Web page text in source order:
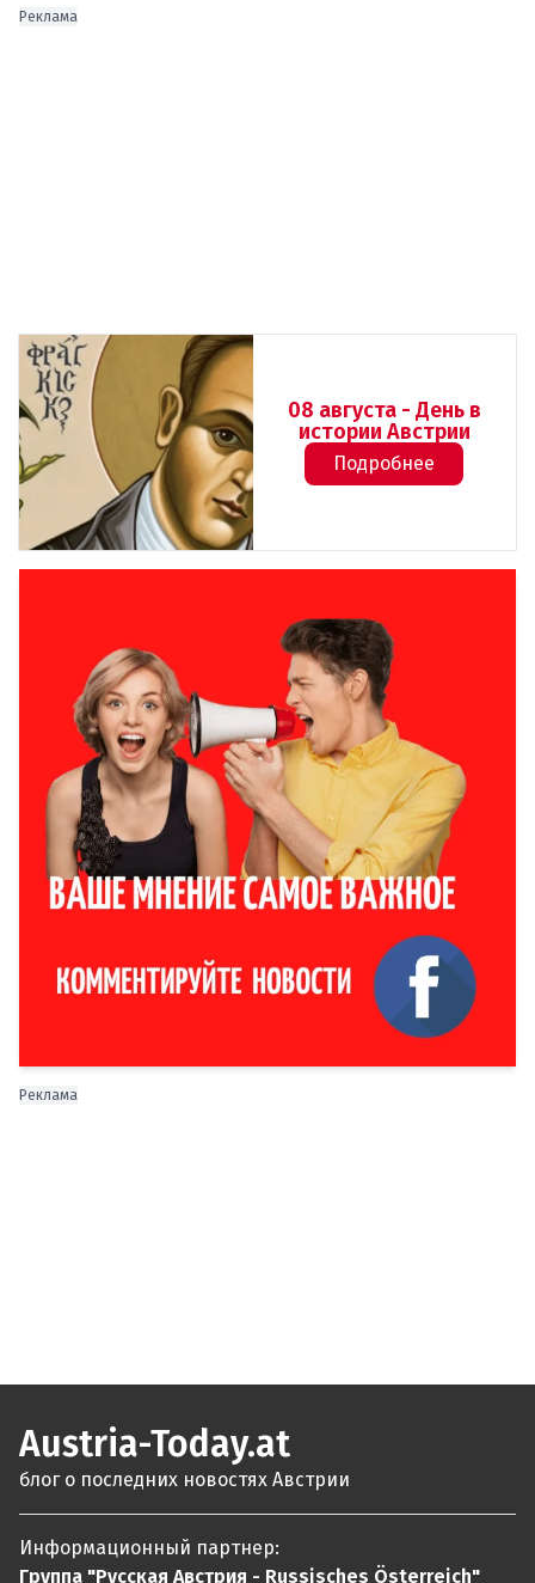
Реклама
08 августа - День в
истории Австрии
Подробнее
Реклама
Austria-Today.at
блог о последних новостях Австрии
Информационный партнер:
Группа "Русская Австрия - Russisches Österreich"